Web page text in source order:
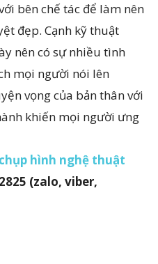
bên chế tác để làm nên
đẹp. Cạnh kỹ thuật
nên có sự nhiều tình
mọi người nói lên
vọng của bản thân với
khiến mọi người ưng
hình nghệ thuật
(zalo, viber,